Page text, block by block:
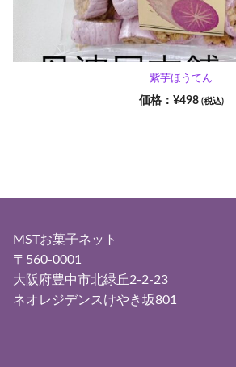
紫芋ほうてん
¥498 (税込)
MSTお菓子ネット
〒560-0001
大阪府豊中市北緑丘2-2-23
ネオレジデンスけやき坂801